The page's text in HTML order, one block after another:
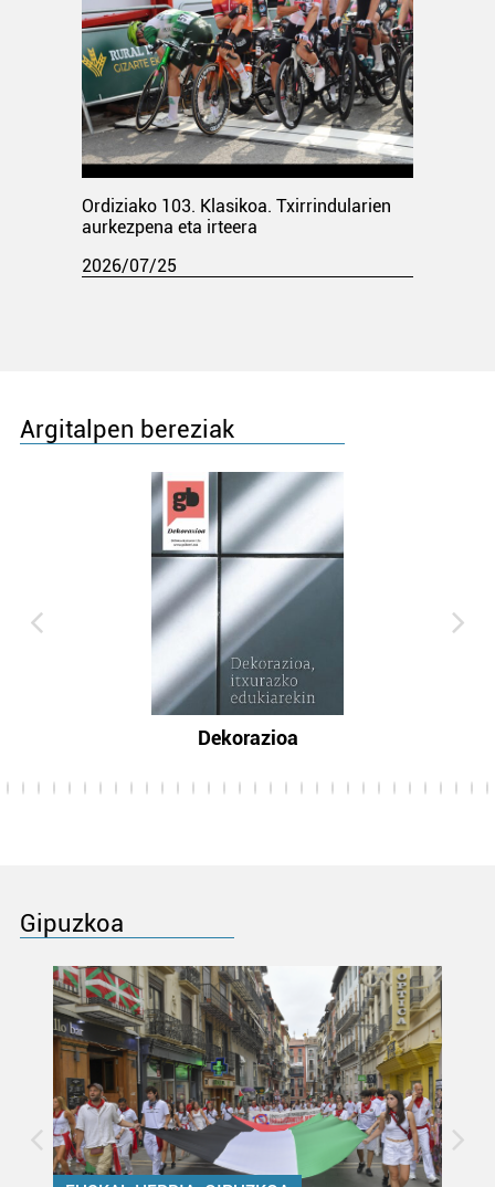
Ordiziako 103. Klasikoa. Txirrindularien
aurkezpena eta irteera
2026/07/25
Argitalpen bereziak
Dekorazioa
Gipuzkoa